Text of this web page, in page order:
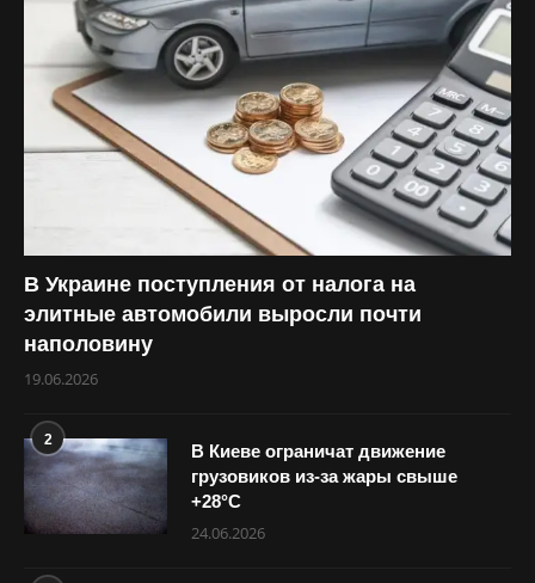
В Украине поступления от налога на
элитные автомобили выросли почти
наполовину
19.06.2026
2
В Киеве ограничат движение
грузовиков из-за жары свыше
+28°С
24.06.2026